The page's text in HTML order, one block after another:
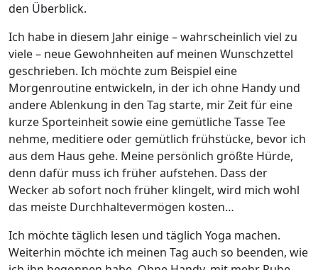
den Überblick.
Ich habe in diesem Jahr einige – wahrscheinlich viel zu
viele – neue Gewohnheiten auf meinen Wunschzettel
geschrieben. Ich möchte zum Beispiel eine
Morgenroutine entwickeln, in der ich ohne Handy und
andere Ablenkung in den Tag starte, mir Zeit für eine
kurze Sporteinheit sowie eine gemütliche Tasse Tee
nehme, meditiere oder gemütlich frühstücke, bevor ich
aus dem Haus gehe. Meine persönlich größte Hürde,
denn dafür muss ich früher aufstehen. Dass der
Wecker ab sofort noch früher klingelt, wird mich wohl
das meiste Durchhaltevermögen kosten…
Ich möchte täglich lesen und täglich Yoga machen.
Weiterhin möchte ich meinen Tag auch so beenden, wie